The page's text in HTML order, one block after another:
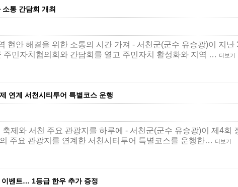
통 간담회 개최
현안 해결을 위한 소통의 시간 가져 - 서천군(군수 유승광)이 지난
주민자치협의회와 간담회를 열고 주민자치 활성화와 지역 … 더보기
연계 서천시티투어 특별코스 운행
제와 서천 주요 관광지를 하루에 - 서천군(군수 유승광)이 제4회
주요 관광지를 연계한 서천시티투어 특별코스를 운행한… 더보기
벤트… 1등급 한우 추가 증정